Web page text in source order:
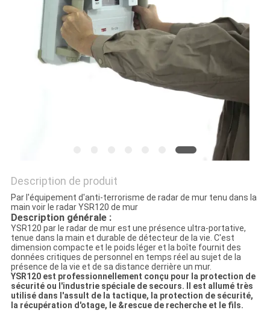
Description de produit
Par l'équipement d'anti-terrorisme de radar de mur tenu dans la
main voir le radar YSR120 de mur
Description générale :
YSR120 par le radar de mur est une présence ultra-portative,
tenue dans la main et durable de détecteur de la vie. C'est
dimension compacte et le poids léger et la boîte fournit des
données critiques de personnel en temps réel au sujet de la
présence de lavie et de sa distance derrière un mur.
YSR120 est professionnellement conçu pour la protection de
sécurité ou l'industrie spéciale de secours. Il est allumé très
utilisé dans l'assult de la tactique, la protection de sécurité,
la récupération d'otage, le &rescue de recherche et le fils.